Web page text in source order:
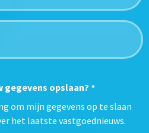
gegevens opslaan? *
om mijn gegevens op te slaan
het laatste vastgoednieuws.